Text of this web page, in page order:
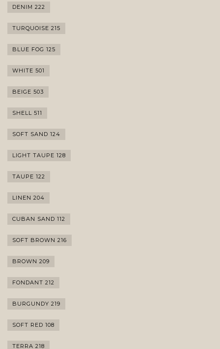
DENIM 222
TURQUOISE 215
BLUE FOG 125
WHITE 501
BEIGE 503
SHELL 511
SOFT SAND 124
LIGHT TAUPE 128
TAUPE 122
LINEN 204
CUBAN SAND 112
SOFT BROWN 216
BROWN 209
FONDANT 212
BURGUNDY 219
SOFT RED 108
TERRA 218